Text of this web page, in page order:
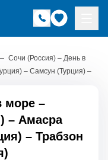
Сочи (Россия) – День в
– Самсун (Турция) –
море –
– Амасра
– Трабзон